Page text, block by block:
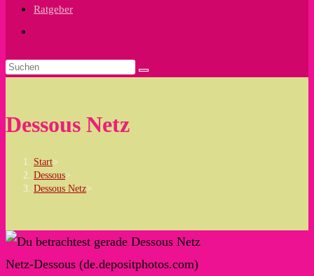
Ratgeber
umschalten
Dessous Netz
Start>
Dessous>
Dessous Netz>
Netz-Dessous (de.depositphotos.com)